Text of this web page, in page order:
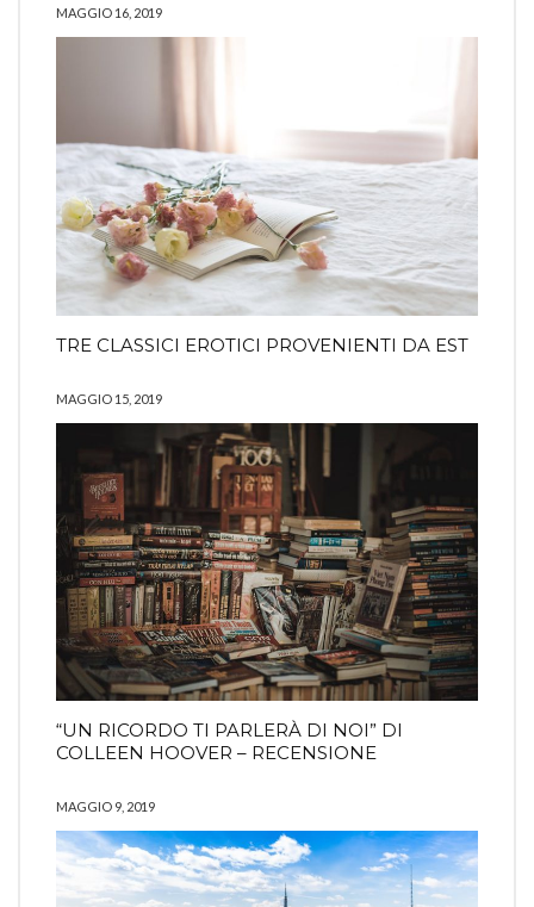
MAGGIO 16, 2019
TRE CLASSICI EROTICI PROVENIENTI DA EST
MAGGIO 15, 2019
“UN RICORDO TI PARLERÀ DI NOI” DI
COLLEEN HOOVER – RECENSIONE
MAGGIO 9, 2019